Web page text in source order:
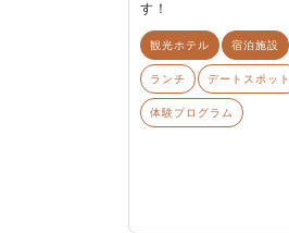
す！
観光ホテル 宿泊施設
ランチ デートスポット
体験プログラム